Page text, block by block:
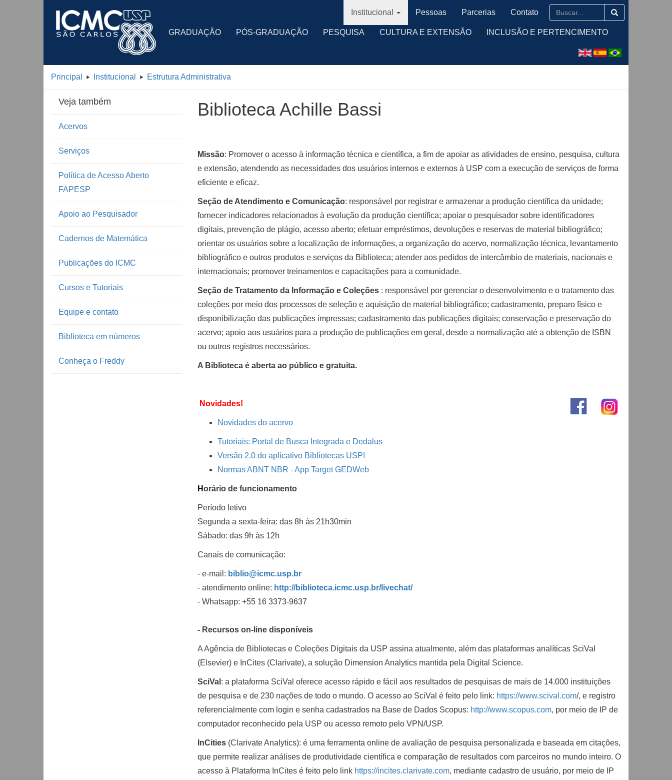
GRADUAÇÃO PÓS-GRADUAÇÃO PESQUISA CULTURA E EXTENSÃO INCLUSÃO E PERTENCIMENTO
Institucional Pessoas Parcerias Contato
Principal Institucional Estrutura Administrativa
Veja também
Acervos
Serviços
Política de Acesso Aberto
FAPESP
Apoio ao Pesquisador
Cadernos de Matemática
Publicações do ICMC
Cursos e Tutoriais
Equipe e contato
Biblioteca em números
Conheça o Freddy
Biblioteca Achille Bassi
Missão: Promover o acesso à informação técnica e científica, a fim de apoiar as atividades de ensino, pesquisa, cultura
e extensão, atendendo as necessidades dos usuários internos e externos à USP com a execução de serviços de forma
eficiente e eficaz.
Seção de Atendimento e Comunicação: responsável por registrar e armazenar a produção científica da unidade;
fornecer indicadores relacionados à evolução da produção científica; apoiar o pesquisador sobre identificadores
digitais, prevenção de plágio, acesso aberto; efetuar empréstimos, devoluções e reservas de material bibliográfico;
orientar os usuários sobre a localização de informações, a organização do acervo, normalização técnica, levantamento
bibliográfico e outros produtos e serviços da Biblioteca; atender aos pedidos de intercâmbio de materiais, nacionais e
internacionais; promover treinamentos e capacitações para a comunidade.
Seção de Tratamento da Informação e Coleções: responsável por gerenciar o desenvolvimento e o tratamento das
coleções por meio dos processos de seleção e aquisição de material bibliográfico; cadastramento, preparo físico e
disponibilização das publicações impressas; cadastramento das publicações digitais; conservação e preservação do
acervo; apoio aos usuários para a produção de publicações em geral, desde a normalização até a obtenção de ISBN
ou outros registros necessários.
A Biblioteca é aberta ao público e gratuita.
Novidades!
Novidades do acervo
Tutoriais: Portal de Busca Integrada e Dedalus
Versão 2.0 do aplicativo Bibliotecas USP!
Normas ABNT NBR - App Target GEDWeb
Horário de funcionamento
Período letivo
Segunda a sexta-feira: das 8h às 21h30min
Sábado: das 9h às 12h
Canais de comunicação:
- e-mail: biblio@icmc.usp.br
- atendimento online: http://biblioteca.icmc.usp.br/livechat/
-​ Whatsapp: +55 16 3373-9637
- Recursos on-line disponíveis
A Agência de Bibliotecas e Coleções Digitais da USP assina atualmente, além das plataformas analíticas SciVal
(Elsevier) e InCites (Clarivate), a solução Dimension Analytics mantida pela Digital Science.
SciVal : a plataforma SciVal oferece acesso rápido e fácil aos resultados de pesquisas de mais de 14.000 instituições
de pesquisa e de 230 nações de todo o mundo. O acesso ao SciVal é feito pelo link: https://www.scival.com/, e registro
referencialmente com login e senha cadastrados na Base de Dados Scopus: http://www.scopus.com, por meio de IP de
computador reconhecido pela USP ou acesso remoto pelo VPN/USP.
InCities(Clarivate Analytics): é uma ferramenta online de avaliação de pesquisa personalizada e baseada em citações,
que permite realizar análises de produtividade científica e comparação de resultados com parceiros no mundo inteiro. O
acesso à Plataforma InCites é feito pelo link https://incites.clarivate.com, mediante cadastro de usuário, por meio de IP